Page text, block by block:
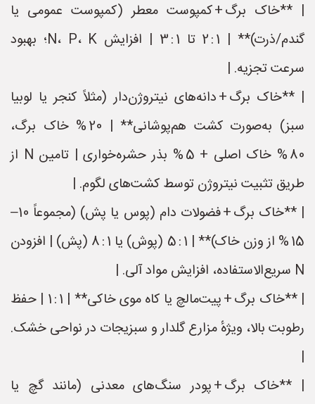
| **خاک برگ + کمپوست معطر (کمپوست عمومی یا
گندم/ذرت)** | 1 : 2 تا 1 : 3 | افزایش N، P، K؛ بهبود
سرعت تجزیه. |
| **خاک برگ + دانه‌های نیتروژن‌دار (مثلاً کنجر یا لوبیا
سبز) به‌صورت کشت هم‌پوشانی** | 20 % خاک برگ،
80 % خاک اصلی + 5 % بذر حشره‌خواری | تامین N از
طریق تثبیت نیتروژن توسط کشت‌های لگوم. |
| **خاک برگ + فضولات دام (پوس یا پش) (مجموعاً 10–
15 % از وزن خاک)** | 1 : 5 (پوش) یا 1 : 8 (پش) | افزودن
N سریع‌الاستفاده، افزایش مواد آلی. |
| **خاک برگ + پیت‌مالچ یا کاه موی خاکی** | 1 : 1 | حفظ
رطوبت بالا، ویژهٔ مزارع گلدار و سبزیجات در نواحی خشک.
|
| **خاک برگ + پودر سنگ‌های معدنی (مانند گچ یا